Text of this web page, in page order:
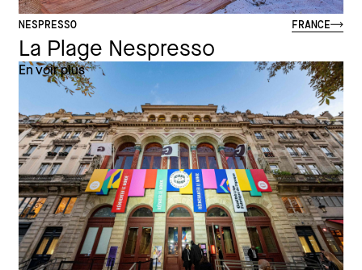
NESPRESSO FRANCE
La Plage Nespresso
En voir plus